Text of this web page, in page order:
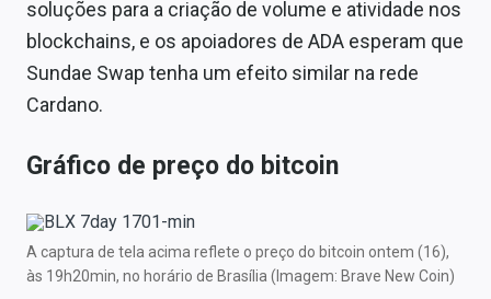
soluções para a criação de volume e atividade nos
blockchains, e os apoiadores de ADA esperam que
Sundae Swap tenha um efeito similar na rede
Cardano.
Gráfico de preço do bitcoin
A captura de tela acima reflete o preço do bitcoin ontem (16),
às 19h20min, no horário de Brasília (Imagem: Brave New Coin)